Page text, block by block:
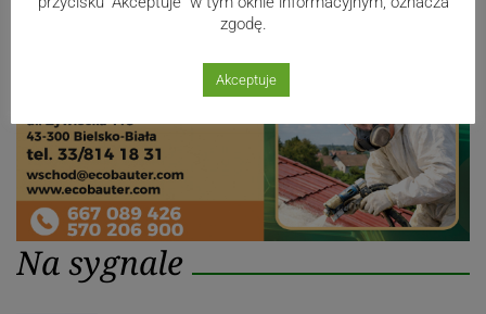
Na sygnale
zgodę.
Akceptuje